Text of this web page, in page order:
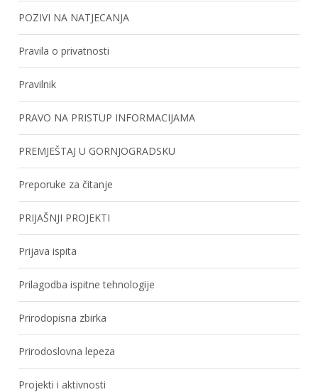
POZIVI NA NATJECANJA
Pravila o privatnosti
Pravilnik
PRAVO NA PRISTUP INFORMACIJAMA
PREMJEŠTAJ U GORNJOGRADSKU
Preporuke za čitanje
PRIJAŠNJI PROJEKTI
Prijava ispita
Prilagodba ispitne tehnologije
Prirodopisna zbirka
Prirodoslovna lepeza
Projekti i aktivnosti